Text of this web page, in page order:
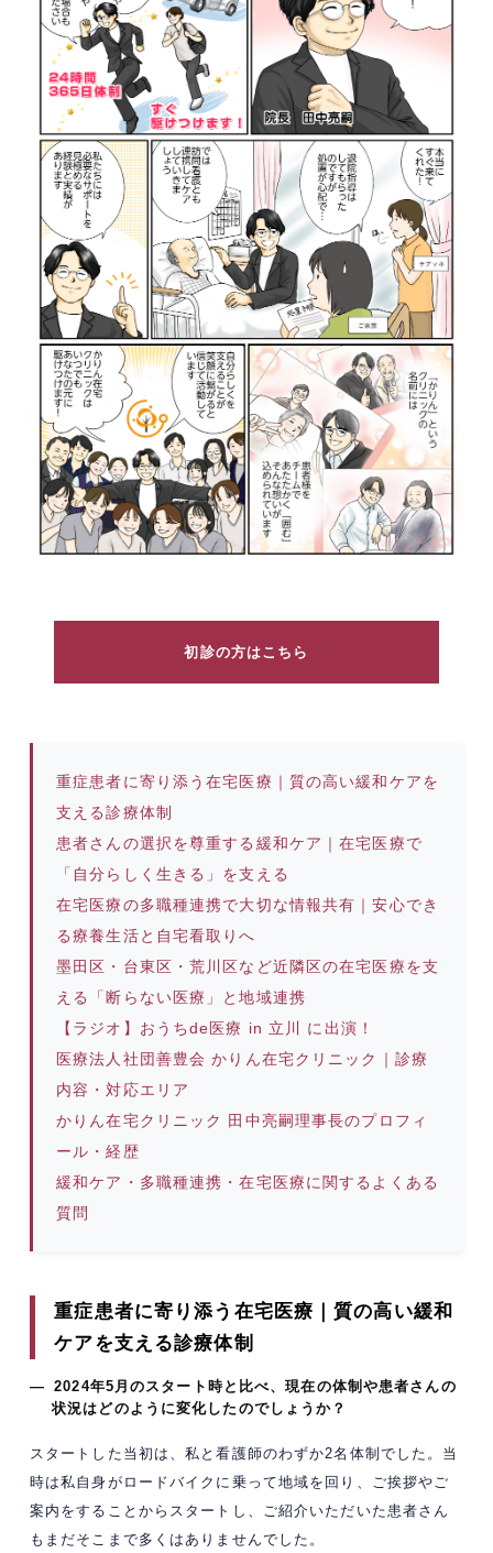
初診の方はこちら
重症患者に寄り添う在宅医療｜質の高い緩和ケアを
支える診療体制
患者さんの選択を尊重する緩和ケア｜在宅医療で
「自分らしく生きる」を支える
在宅医療の多職種連携で大切な情報共有｜安心でき
る療養生活と自宅看取りへ
墨田区・台東区・荒川区など近隣区の在宅医療を支
える「断らない医療」と地域連携
【ラジオ】おうちde医療 in 立川 に出演！
医療法人社団善豊会 かりん在宅クリニック｜診療
内容・対応エリア
かりん在宅クリニック 田中亮嗣理事長のプロフィ
ール・経歴
緩和ケア・多職種連携・在宅医療に関するよくある
質問
重症患者に寄り添う在宅医療｜質の高い緩和
ケアを支える診療体制
— 2024年5月のスタート時と比べ、現在の体制や患者さんの
状況はどのように変化したのでしょうか？
スタートした当初は、私と看護師のわずか2名体制でした。当
時は私自身がロードバイクに乗って地域を回り、ご挨拶やご
案内をすることからスタートし、ご紹介いただいた患者さん
もまだそこまで多くはありませんでした。